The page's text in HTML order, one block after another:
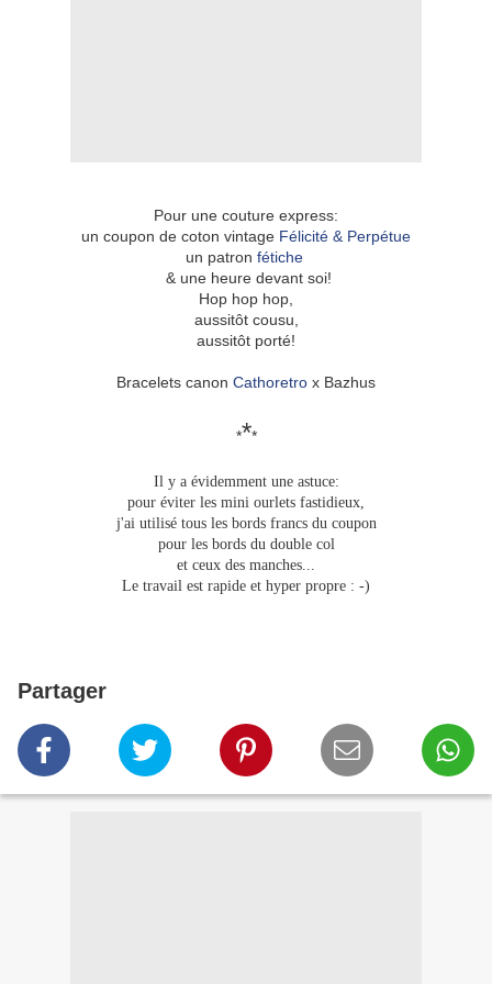
Pour une couture express:
un coupon de coton vintage Félicité & Perpétue
un patron fétiche
& une heure devant soi!
Hop hop hop,
aussitôt cousu,
aussitôt porté!
Bracelets canon Cathoretro x Bazhus
***
Il y a évidemment une astuce:
pour éviter les mini ourlets fastidieux,
j'ai utilisé tous les bords francs du coupon
pour les bords du double col
et ceux des manches...
Le travail est rapide et hyper propre : -)
Partager